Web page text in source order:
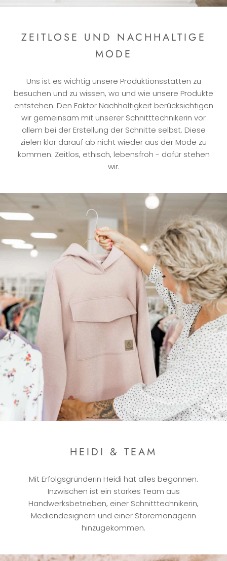
ZEITLOSE UND NACHHALTIGE
MODE
Uns ist es wichtig unsere Produktionsstätten zu
besuchen und zu wissen, wo und wie unsere Produkte
entstehen. Den Faktor Nachhaltigkeit berücksichtigen
wir gemeinsam mit unserer Schnitttechnikerin vor
allem bei der Erstellung der Schnitte selbst. Diese
zielen klar darauf ab nicht wieder aus der Mode zu
kommen. Zeitlos, ethisch, lebensfroh - dafür stehen
wir.
HEIDI & TEAM
Mit Erfolgsgründerin Heidi hat alles begonnen.
Inzwischen ist ein starkes Team aus
Handwerksbetrieben, einer Schnitttechnikerin,
Mediendesignern und einer Storemanagerin
hinzugekommen.